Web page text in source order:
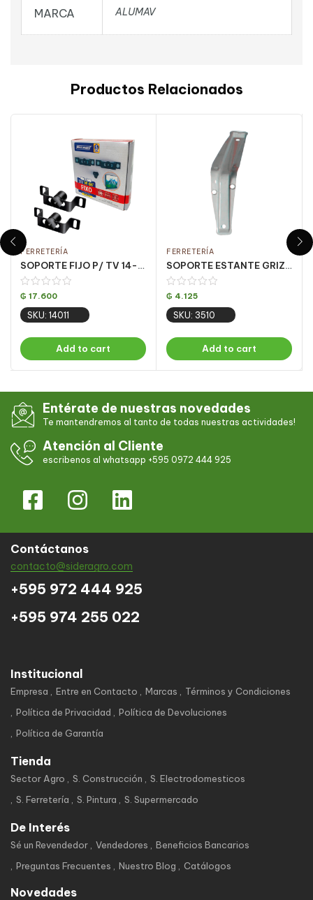
MARCA ALUMAV
Productos Relacionados
FERRETERÍA
SOPORTE FIJO P/ TV 14-84 PULG. NEGRO/ M1PR CJ C/ 10 UN
₲ 17.600
SKU: 14011
Add to cart
FERRETERÍA
SOPORTE ESTANTE GRIZ 4×6 CJ 24 UN
₲ 4.125
SKU: 3510
Add to cart
Entérate de nuestras novedades
Te mantendremos al tanto de todas nuestras actividades!
Atención al Cliente
escribenos al whatsapp +595 0972 444 925
Contáctanos
contacto@sideragro.com
+595 972 444 925
+595 974 255 022
Institucional
Empresa Entre en Contacto Marcas
Términos y Condiciones
Política de Privacidad
Política de Devoluciones
Política de Garantía
Tienda
Sector Agro S. Construcción
S. Electrodomesticos
S. Ferretería
S. Pintura S. Supermercado
De Interés
Sé un Revendedor Vendedores
Beneficios Bancarios
Preguntas Frecuentes
Nuestro Blog Catálogos
Novedades